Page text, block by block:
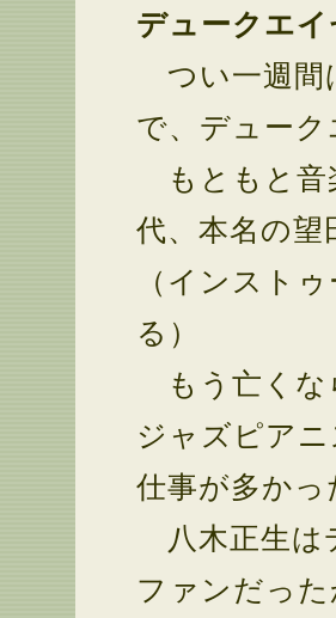
デュークエ
つい一週間
で、デュー
もともと音
代、本名の望
（インスト
る）
もう亡くな
ジャズピア
仕事が多かっ
八木正生は
ファンだっ